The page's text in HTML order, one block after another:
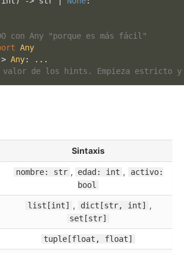
con Any "porque es más fácil"
Any
> Any
valor de los hints. Empieza estricto
Sintaxis
nombre: str , edad: int ,
activo:
bool
list[int] , dict[str, int] ,
set[str]
tuple[float, float]